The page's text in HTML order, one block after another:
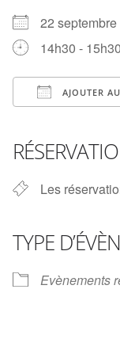
22
14h30 - 15h30
AJOUTER
Les
TYPE
Evènements